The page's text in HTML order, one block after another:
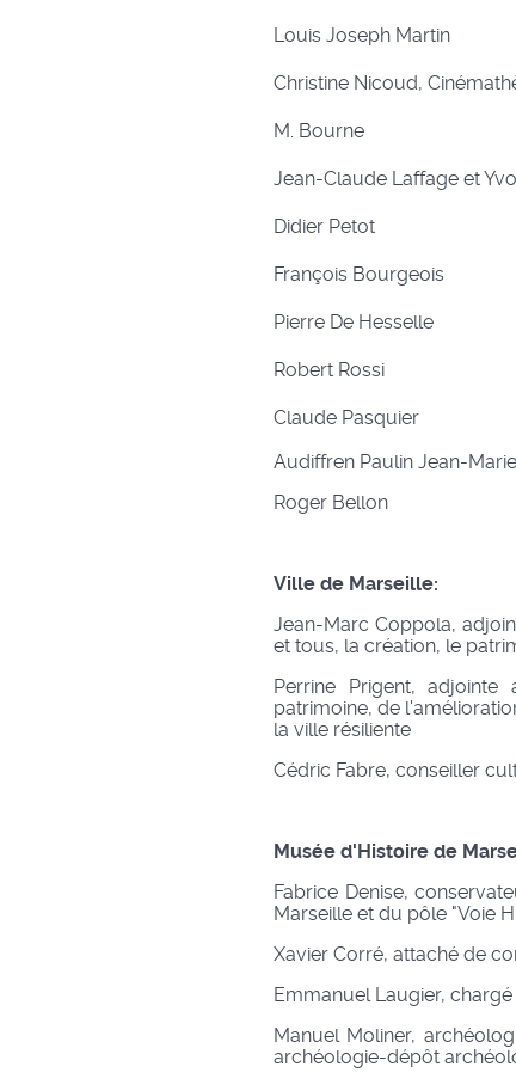
Louis Joseph Martin
Christine Nicoud,
M. Bourne
Jean-Claude Laffage et
Didier Petot
François Bourgeois
Pierre De Hesselle
Robert Rossi
Claude Pasquier
Audiffren Paulin Jean-
Roger Bellon
Ville de Marseille:
Jean-Marc Coppola,
et tous, la création, le
Perrine Prigent,
patrimoine, de
la ville résiliente
Cédric Fabre, conseiller
Musée d'Histoire de
Fabrice Denise,
Marseille et du pôle "Voie
Xavier Corré, attaché de
Emmanuel Laugier,
Manuel Moliner,
archéologie-dépôt